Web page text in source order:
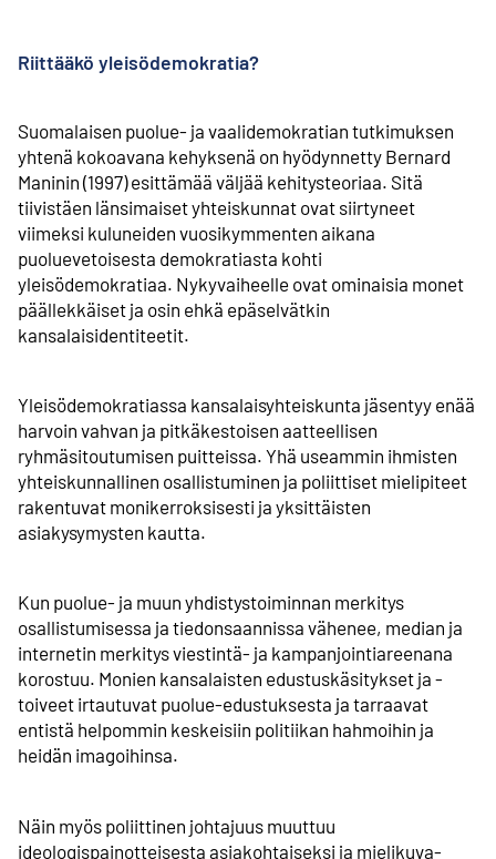
Riittääkö yleisödemokratia?
Suomalaisen puolue- ja vaali­demokratian tutkimuksen
yhtenä kokoavana kehyksenä on hyödynnetty Bernard
Maninin (1997) esittämää väljää kehitysteoriaa. Sitä
tiivistäen länsimaiset yhteiskunnat ovat siirtyneet
viimeksi kuluneiden vuosikymmenten aikana
puoluevetoisesta demokratiasta kohti
yleisödemokratiaa. Nykyvaiheelle ovat ominaisia monet
päällekkäiset ja osin ehkä epäselvätkin
kansalaisidentiteetit.
Yleisödemokratiassa kansalaisyhteiskunta jäsentyy enää
harvoin vahvan ja pitkäkestoisen aatteellisen
ryhmäsitoutumisen puitteissa. Yhä useammin ihmisten
yhteiskunnallinen osallistuminen ja poliittiset mielipiteet
rakentuvat monikerroksisesti ja yksittäisten
asiakysymysten kautta.
Kun puolue- ja muun yhdistystoiminnan merkitys
osallistumisessa ja tiedonsaannissa vähenee, median ja
internetin merkitys viestintä- ja kampanjointiareenana
korostuu. Monien kansalaisten edustuskäsitykset ja -
toiveet irtautuvat puolue-edustuksesta ja tarraavat
entistä helpommin keskeisiin politiikan hahmoihin ja
heidän imagoihinsa.
Näin myös poliittinen johtajuus muuttuu
ideologispainotteisesta asiakohtaiseksi ja mieli­kuva­